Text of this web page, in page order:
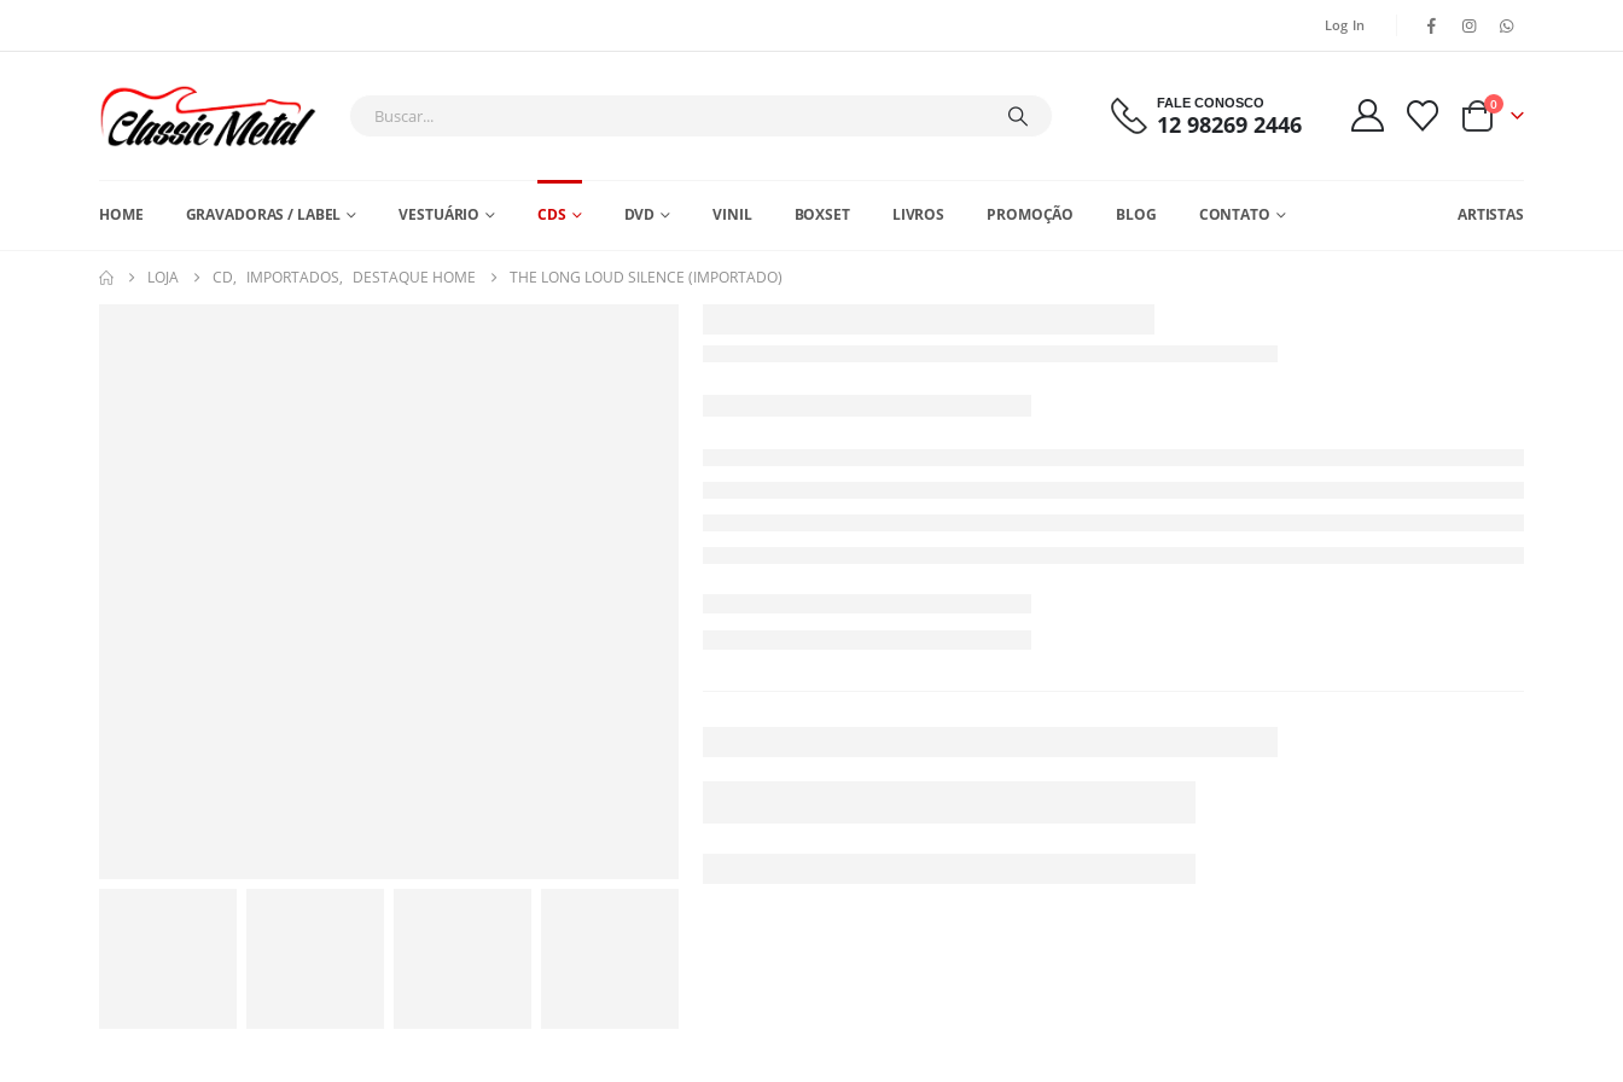
Log In
FALE CONOSCO
12 98269 2446
0
HOME GRAVADORAS / LABEL VESTUÁRIO CDS DVD VINIL BOXSET LIVROS PROMOÇÃO BLOG CONTATO ARTISTAS
LOJA CD, IMPORTADOS, DESTAQUE HOME THE LONG LOUD SILENCE (IMPORTADO)